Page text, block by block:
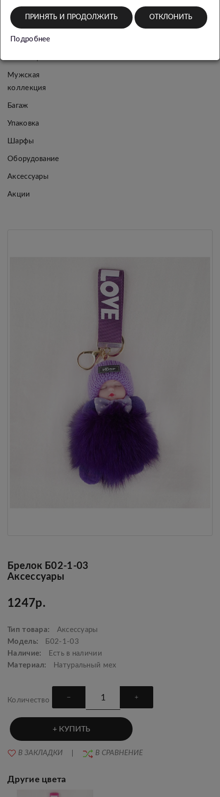
Новинки
Женская
Мужская
коллекция
Багаж
Упаковка
Шарфы
Оборудование
Аксессуары
Акции
Брелок Б02-1-03
Аксессуары
1247р.
Тип товара:
Аксессуары
Модель:
Б02-1-03
Наличие:
Есть в наличии
Материал:
Натуральный мех
Количество
КУПИТЬ
В ЗАКЛАДКИ В СРАВНЕНИЕ
Другие цвета
ПРИНЯТЬ И ПРОДОЛЖИТЬ ОТКЛОНИТЬ
Подробнее